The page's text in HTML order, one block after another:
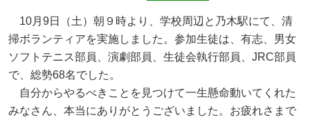
10月9日（土）朝９時より、学校周辺と乃木駅にて、清
掃ボランティアを実施しました。参加生徒は、有志、男女
ソフトテニス部員、演劇部員、生徒会執行部員、JRC部員
で、総勢68名でした。
自分からやるべきことを見つけて一生懸命動いてくれた
みなさん、本当にありがとうございました。お疲れさまで